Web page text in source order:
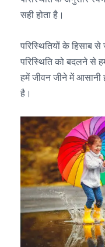
सही होता है।
परिस्थितियों के हिसाब
परिस्थिति को बदलने से
हमें जीवन जीने में आसानी
है।